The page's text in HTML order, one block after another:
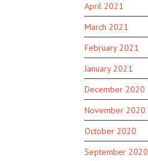
April 2021
March 2021
February 2021
January 2021
December 2020
November 2020
October 2020
September 2020